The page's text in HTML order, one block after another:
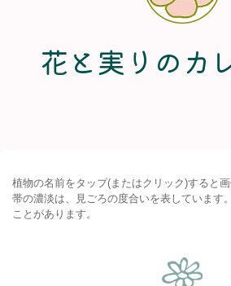
花と実りのカ
植物の名前をタップ(またはクリック)すると画
帯の濃淡は、見ごろの度合いを表しています
ことがあります。